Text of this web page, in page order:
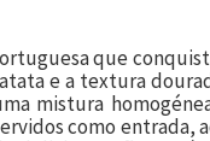
que
e a textura
mistura
como entrada,